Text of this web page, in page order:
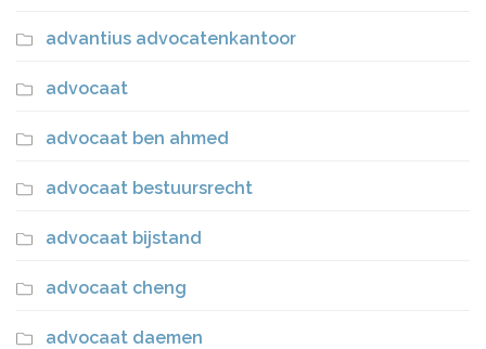
advantius advocatenkantoor
advocaat
advocaat ben ahmed
advocaat bestuursrecht
advocaat bijstand
advocaat cheng
advocaat daemen